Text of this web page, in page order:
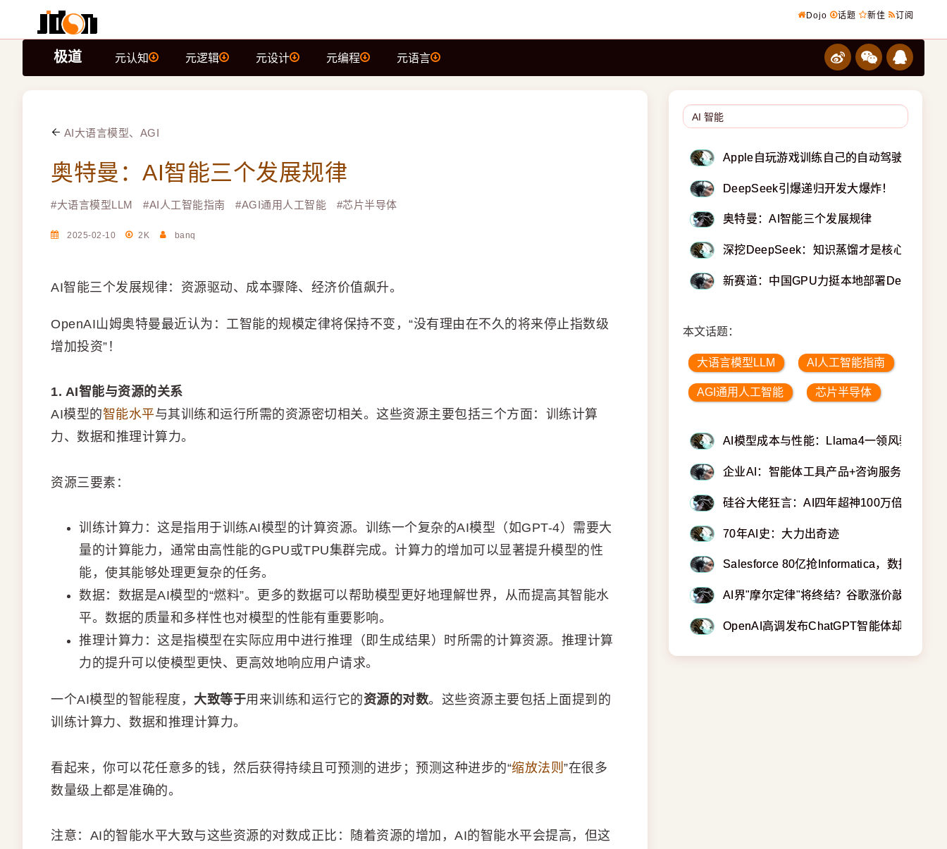
Dojo 话题 新佳 订阅
极道 元认知 元逻辑 元设计 元编程 元语言
AI大语言模型、AGI
奥特曼：AI智能三个发展规律
#大语言模型LLM #AI人工智能指南 #AGI通用人工智能 #芯片半导体
2025-02-10 2K banq
AI智能三个发展规律：资源驱动、成本骤降、经济价值飙升。
OpenAI山姆奥特曼最近认为：工智能的规模定律将保持不变，“没有理由在不久的将来停止指数级
增加投资”！
1. AI智能与资源的关系
AI模型的智能水平与其训练和运行所需的资源密切相关。这些资源主要包括三个方面：训练计算
力、数据和推理计算力。
资源三要素：
训练计算力：这是指用于训练AI模型的计算资源。训练一个复杂的AI模型（如GPT-4）需要大
量的计算能力，通常由高性能的GPU或TPU集群完成。计算力的增加可以显著提升模型的性
能，使其能够处理更复杂的任务。
数据：数据是AI模型的“燃料”。更多的数据可以帮助模型更好地理解世界，从而提高其智能水
平。数据的质量和多样性也对模型的性能有重要影响。
推理计算力：这是指模型在实际应用中进行推理（即生成结果）时所需的计算资源。推理计算
力的提升可以使模型更快、更高效地响应用户请求。
一个AI模型的智能程度， 大致等于用来训练和运行它的资源的对数。这些资源主要包括上面提到的
训练计算力、数据和推理计算力。
看起来，你可以花任意多的钱，然后获得持续且可预测的进步；预测这种进步的“缩放法则 ”在很多
数量级上都是准确的。
注意：AI的智能水平大致与这些资源的对数成正比：随着资源的增加，AI的智能水平会提高，但这
Apple自玩游戏训练自己的自动驾驶AI系统
DeepSeek引爆递归开发大爆炸！
奥特曼：AI智能三个发展规律
深挖DeepSeek：知识蒸馏才是核心！
新赛道：中国GPU力挺本地部署DeepSeek
本文话题：
大语言模型LLM AI人工智能指南
AGI通用人工智能 芯片半导体
AI模型成本与性能：Llama4一领风骚
企业AI：智能体工具产品+咨询服务
硅谷大佬狂言：AI四年超神100万倍
70年AI史：大力出奇迹
Salesforce 80亿抢Informatica，数据整合
AI界"摩尔定律"将终结？谷歌涨价敲响警钟
OpenAI高调发布ChatGPT智能体却引发争